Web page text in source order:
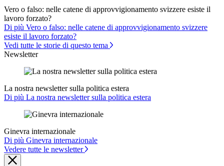
Vero o falso: nelle catene di approvvigionamento svizzere esiste il
lavoro forzato?
Di più Vero o falso: nelle catene di approvvigionamento svizzere
esiste il lavoro forzato?
Vedi tutte le storie di questo tema
Newsletter
La nostra newsletter sulla politica estera
Di più La nostra newsletter sulla politica estera
Ginevra internazionale
Di più Ginevra internazionale
Vedere tutte le newsletter